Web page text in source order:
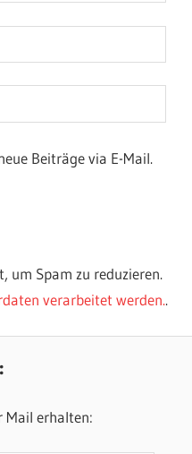
Beiträge via E-Mail.
um Spam zu reduzieren.
verarbeitet werden..
Mail erhalten: